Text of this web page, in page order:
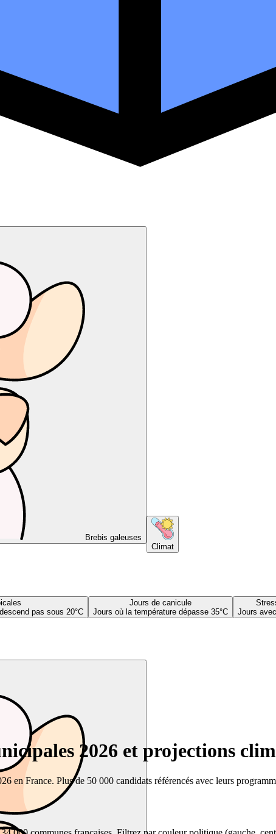
Brebis galeuses
Climat
pas sous 20°C
Jours de canicule
Jours où la température dépasse 35°C
Jours
2026 et projections
en France. Plus de 50 000 candidats référencés avec leurs